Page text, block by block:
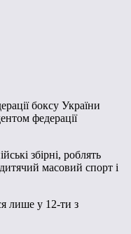
боксу України
федерації
збірні, роблять
масовий спорт і
лише у 12-ти з